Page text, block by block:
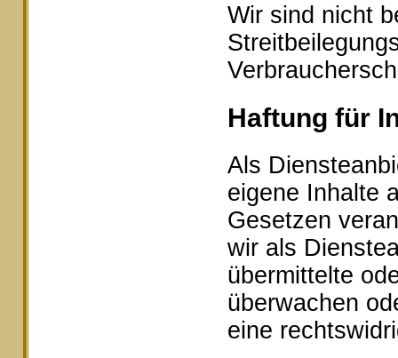
Wir sind nicht
Haftung für
Als
eigene Inhalte
Gesetzen
wir als
übermittelte
überwachen
eine